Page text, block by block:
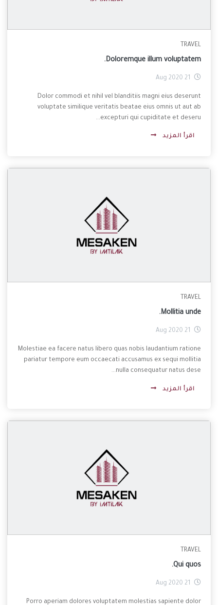
TRAVEL
Doloremque illum voluptatem.
21 Aug 2020
Dolor commodi et nihil vel blanditiis magni eius deserunt
voluptate similique veritatis beatae eius omnis ut aut ab
excepturi qui cupiditate et deseru...
اقرأ المزيد
TRAVEL
Mollitia unde.
21 Aug 2020
Molestiae ea facere natus libero quas nobis laudantium ratione
pariatur tempore eum occaecati accusamus ex sequi mollitia
nulla consequatur natus dese...
اقرأ المزيد
TRAVEL
Qui quos.
21 Aug 2020
Porro aperiam dolores voluptatem molestias sapiente dolor